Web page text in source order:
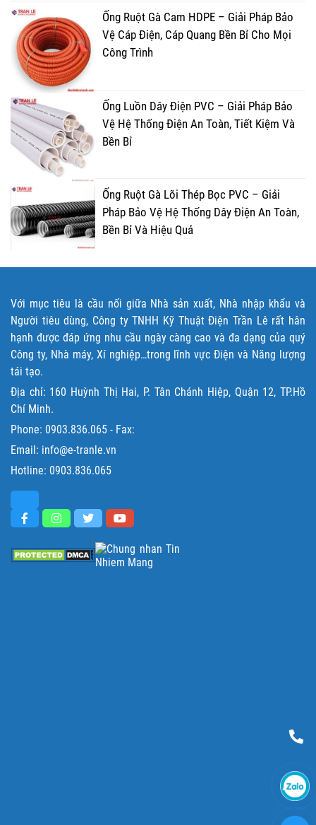
Ống Ruột Gà Cam HDPE – Giải Pháp Bảo
Vệ Cáp Điện, Cáp Quang Bền Bỉ Cho Mọi
Công Trình
Ống Luồn Dây Điện PVC – Giải Pháp Bảo
Vệ Hệ Thống Điện An Toàn, Tiết Kiệm Và
Bền Bỉ
Ống Ruột Gà Lõi Thép Bọc PVC – Giải
Pháp Bảo Vệ Hệ Thống Dây Điện An Toàn,
Bền Bỉ Và Hiệu Quả
Với mục tiêu là cầu nối giữa Nhà sản xuất, Nhà nhập khẩu và
Người tiêu dùng, Công ty TNHH Kỹ Thuật Điện Trần Lê rất hân
hạnh được đáp ứng nhu cầu ngày càng cao và đa dạng của quý
Công ty, Nhà máy, Xí nghiệp…trong lĩnh vực Điện và Năng lượng
tái tạo.
Địa chỉ: 160 Huỳnh Thị Hai, P. Tân Chánh Hiệp, Quận 12, TP.Hồ
Chí Minh.
Phone: 0903.836.065 - Fax:
Email: info@e-tranle.vn
Hotline: 0903.836.065